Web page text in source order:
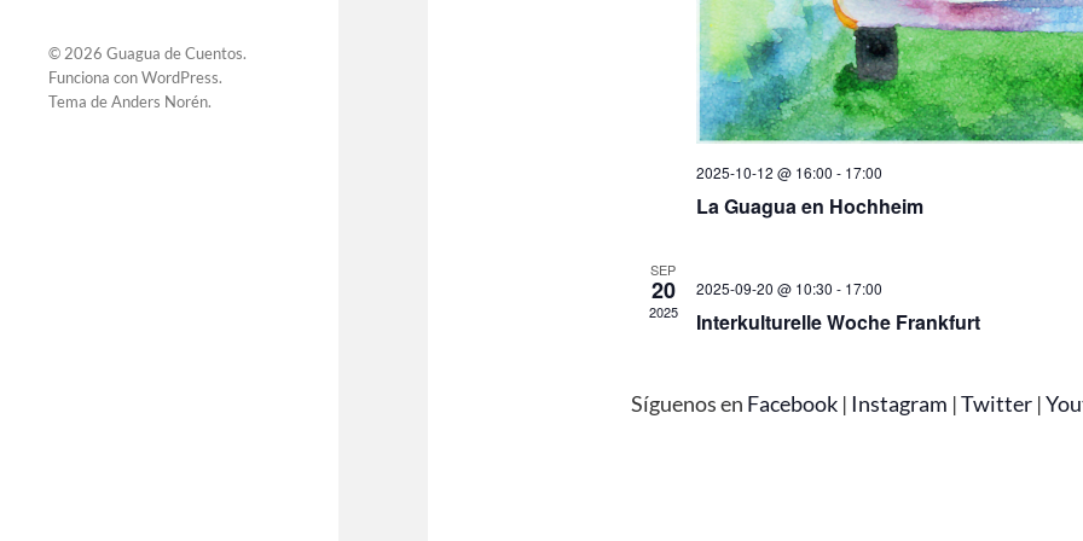
© 2026 Guagua de Cuentos.
Funciona conWordPress.
Tema deAnders Norén.
2025-10-12 @ 16:00 - 17:00
La Guagua en Hochheim
SEP
20
2025
2025-09-20 @ 10:30 - 17:00
Interkulturelle Woche Frankfurt
Síguenos en Facebook| Instagram |Twitter|